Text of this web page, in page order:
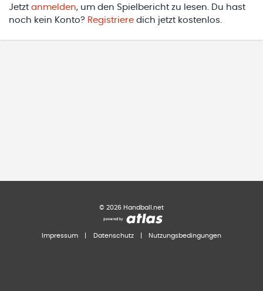
Jetzt anmelden, um den Spielbericht zu lesen. Du hast
noch kein Konto? Registriere dich jetzt kostenlos.
© 2026 Handball.net
Impressum Datenschutz Nutzungsbedingungen